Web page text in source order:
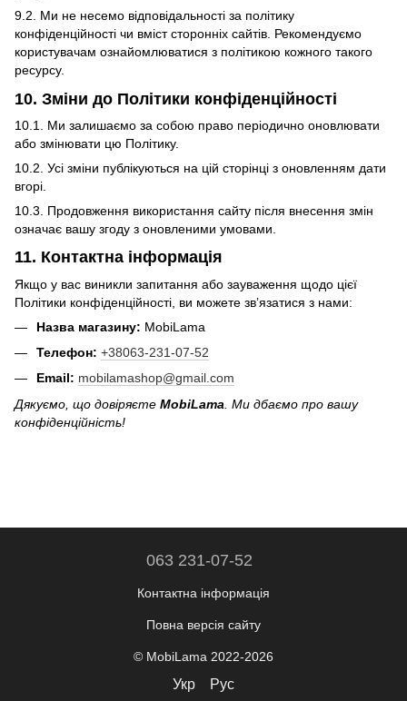
9.2. Ми не несемо відповідальності за політику
конфіденційності чи вміст сторонніх сайтів. Рекомендуємо
користувачам ознайомлюватися з політикою кожного такого
ресурсу.
10. Зміни до Політики конфіденційності
10.1. Ми залишаємо за собою право періодично оновлювати
або змінювати цю Політику.
10.2. Усі зміни публікуються на цій сторінці з оновленням дати
вгорі.
10.3. Продовження використання сайту після внесення змін
означає вашу згоду з оновленими умовами.
11. Контактна інформація
Якщо у вас виникли запитання або зауваження щодо цієї
Політики конфіденційності, ви можете зв’язатися з нами:
Назва магазину: MobiLama
Телефон: +38063-231-07-52
Email: mobilamashop@gmail.com
Дякуємо, що довіряєте MobiLama . Ми дбаємо про вашу
конфіденційність!
063 231-07-52
Контактна інформація
Повна версія сайту
© MobiLama 2022-2026
Укр Рус